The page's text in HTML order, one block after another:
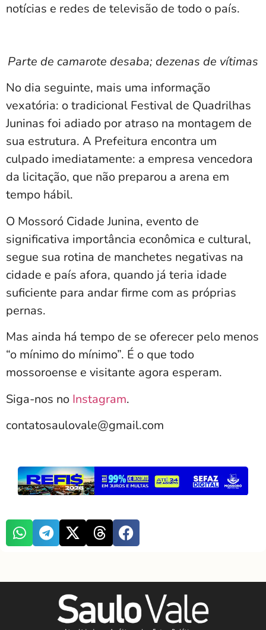
notícias e redes de televisão de todo o país.
Parte de camarote desaba; dezenas de vítimas
No dia seguinte, mais uma informação
vexatória: o tradicional Festival de Quadrilhas
Juninas foi adiado por atraso na montagem de
sua estrutura. A Prefeitura encontra um
culpado imediatamente: a empresa vencedora
da licitação, que não preparou a arena em
tempo hábil.
O Mossoró Cidade Junina, evento de
significativa importância econômica e cultural,
segue sua rotina de manchetes negativas na
cidade e país afora, quando já teria idade
suficiente para andar firme com as próprias
pernas.
Mas ainda há tempo de se oferecer pelo menos
“o mínimo do mínimo”. É o que todo
mossoroense e visitante agora esperam.
Siga-nos no Instagram.
contatosaulovale@gmail.com